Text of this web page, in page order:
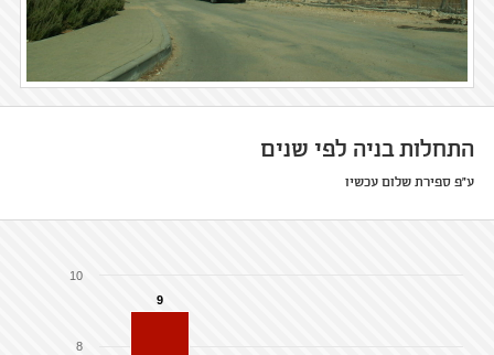
התחלות בניה לפי שנים
ע"פ ספירת שלום עכשיו
8
10
9